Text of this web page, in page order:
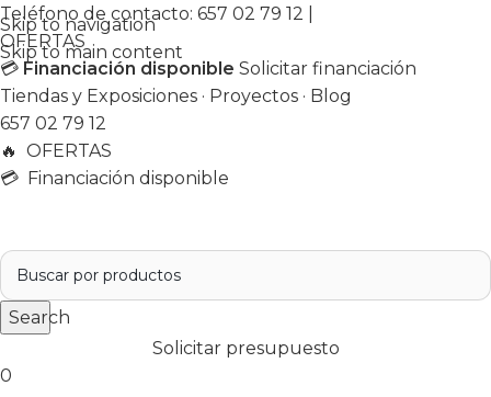
Skip to navigation
Skip to main content
Teléfono de contacto: 657 02 79 12
OFERTAS
💳 Financiación disponible Solicitar financiación
Tiendas y Exposiciones · Proyectos · Blog
657 02 79 12
🔥 OFERTAS
💳 Financiación disponible
Search
Solicitar presupuesto
0